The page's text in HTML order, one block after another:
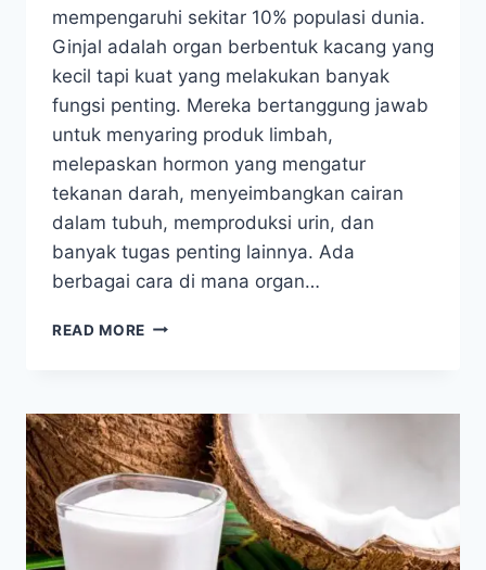
mempengaruhi sekitar 10% populasi dunia.
Ginjal adalah organ berbentuk kacang yang
kecil tapi kuat yang melakukan banyak
fungsi penting. Mereka bertanggung jawab
untuk menyaring produk limbah,
melepaskan hormon yang mengatur
tekanan darah, menyeimbangkan cairan
dalam tubuh, memproduksi urin, dan
banyak tugas penting lainnya. Ada
berbagai cara di mana organ…
READ MORE 20
UNTUK
PENDERITA
PENYAKIT
GINJAL